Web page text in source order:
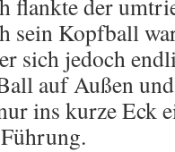
flankte der
sein Kopfball
sich jedoch
auf Außen
ins kurze Eck